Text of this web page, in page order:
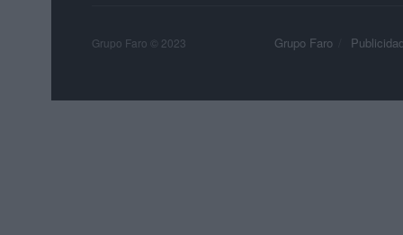
Grupo Faro Publicidad
Grupo Faro © 2023